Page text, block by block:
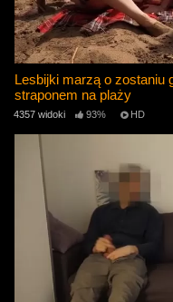
Lesbijki marzą o zostaniu
straponem na plaży
4357 widoki 93% HD